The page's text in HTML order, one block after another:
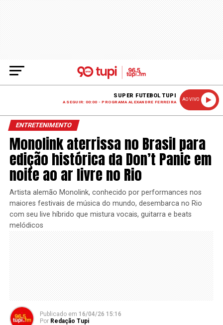
SUPER FUTEBOL TUPI
A SEGUIR: 00:00 - PROGRAMA ALEXANDRE FERREIRA
AO VIVO
ENTRETENIMENTO
Monolink aterrissa no Brasil para
edição histórica da Don’t Panic em
noite ao ar livre no Rio
Artista alemão Monolink, conhecido por performances nos
maiores festivais de música do mundo, desembarca no Rio
com seu live híbrido que mistura vocais, guitarra e beats
melódicos
Publicado em 16/04/26 15:16
Por Redação Tupi